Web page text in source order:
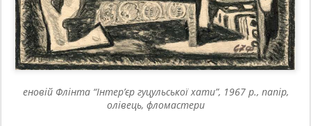
еновій Флінта “Інтер’єр гуцульської хати”, 1967 р., папір,
олівець, фломастери